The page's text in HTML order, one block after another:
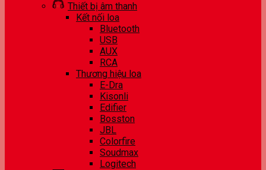
Thiết bị âm thanh
Kết nối loa
Bluetooth
USB
AUX
RCA
Thương hiệu loa
E-Dra
Kisonli
Edifier
Bosston
JBL
Colorfire
Soudmax
Logitech